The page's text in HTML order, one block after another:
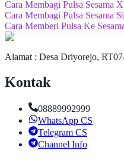
Cara Membagi Pulsa Sesama
Cara Membagi Pulsa Sesama
Cara Memberi Pulsa Ke
Alamat : Desa Driyorejo,
Kontak
08889992999
WhatsApp CS
Telegram CS
Channel Info